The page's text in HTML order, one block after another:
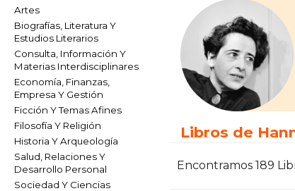
Artes
Biografías, Literatura Y
Estudios Literarios
Consulta, Información Y
Materias Interdisciplinares
Economía, Finanzas,
Empresa Y Gestión
Ficción Y Temas Afines
Filosofía Y Religión
Historia Y Arqueología
Salud, Relaciones Y
Desarrollo Personal
Sociedad Y Ciencias
Libros de
Encontramos 189